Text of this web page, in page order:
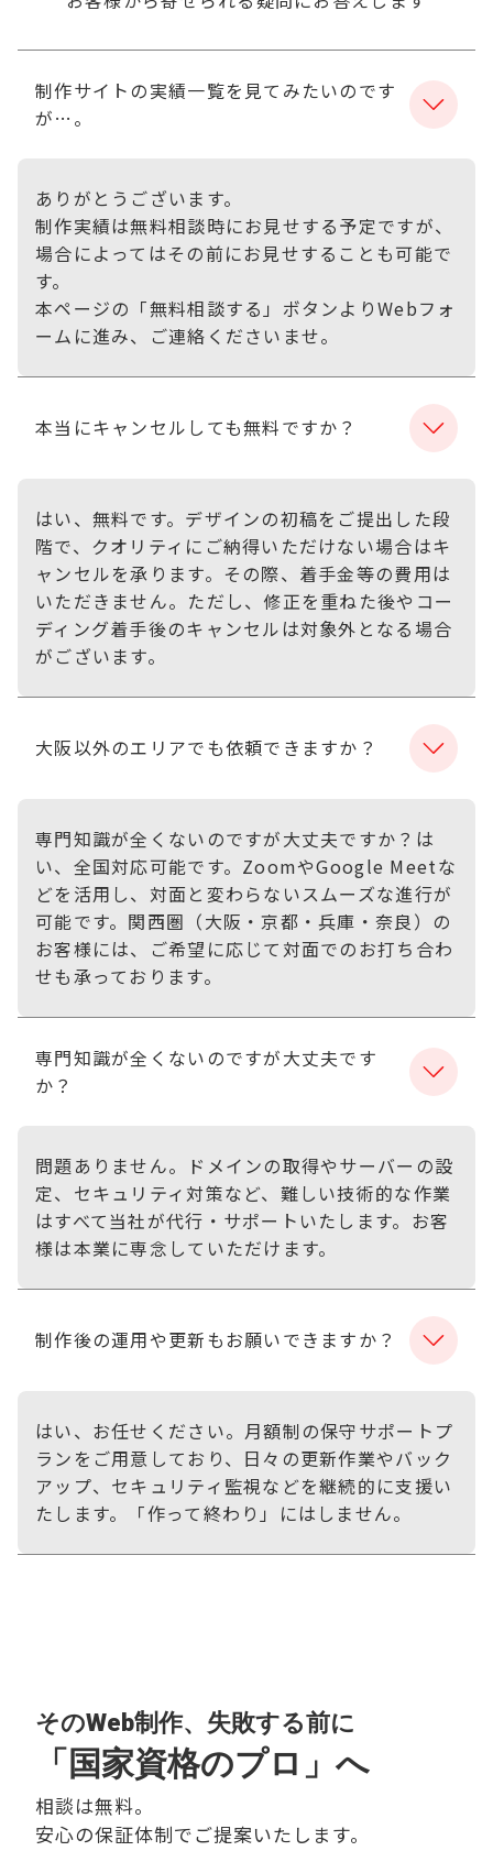
制作サイトの実績一覧を見てみたいのです
が…。
ありがとうございます。
制作実績は無料相談時にお見せする予定ですが、
場合によってはその前にお見せすることも可能で
す。
本ページの「無料相談する」ボタンよりWebフォ
ームに進み、ご連絡くださいませ。
本当にキャンセルしても無料ですか？
はい、無料です。デザインの初稿をご提出した段
階で、クオリティにご納得いただけない場合はキ
ャンセルを承ります。その際、着手金等の費用は
いただきません。ただし、修正を重ねた後やコー
ディング着手後のキャンセルは対象外となる場合
がございます。
大阪以外のエリアでも依頼できますか？
専門知識が全くないのですが大丈夫ですか？は
い、全国対応可能です。ZoomやGoogle Meetな
どを活用し、対面と変わらないスムーズな進行が
可能です。関西圏（大阪・京都・兵庫・奈良）の
お客様には、ご希望に応じて対面でのお打ち合わ
せも承っております。
専門知識が全くないのですが大丈夫です
か？
問題ありません。ドメインの取得やサーバーの設
定、セキュリティ対策など、難しい技術的な作業
はすべて当社が代行・サポートいたします。お客
様は本業に専念していただけます。
制作後の運用や更新もお願いできますか？
はい、お任せください。月額制の保守サポートプ
ランをご用意しており、日々の更新作業やバック
アップ、セキュリティ監視などを継続的に支援い
たします。「作って終わり」にはしません。
そのWeb制作、失敗する前に
「国家資格のプロ」へ
相談は無料。
安心の保証体制でご提案いたします。